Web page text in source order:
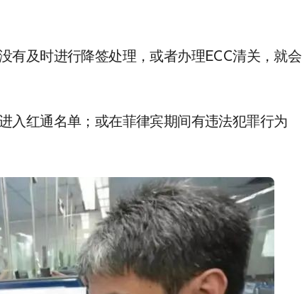
有及时进行降签处理，或者办理ECC清关，就会
入红通名单；或在菲律宾期间有违法犯罪行为